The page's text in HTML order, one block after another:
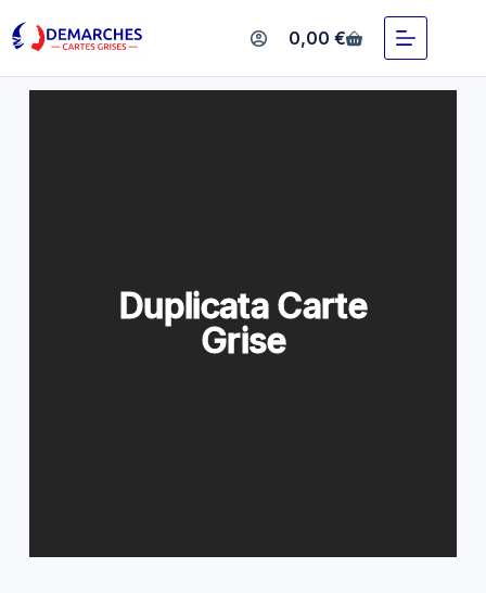
0,00€
Duplicata Carte Grise
Duplicata Carte
Grise